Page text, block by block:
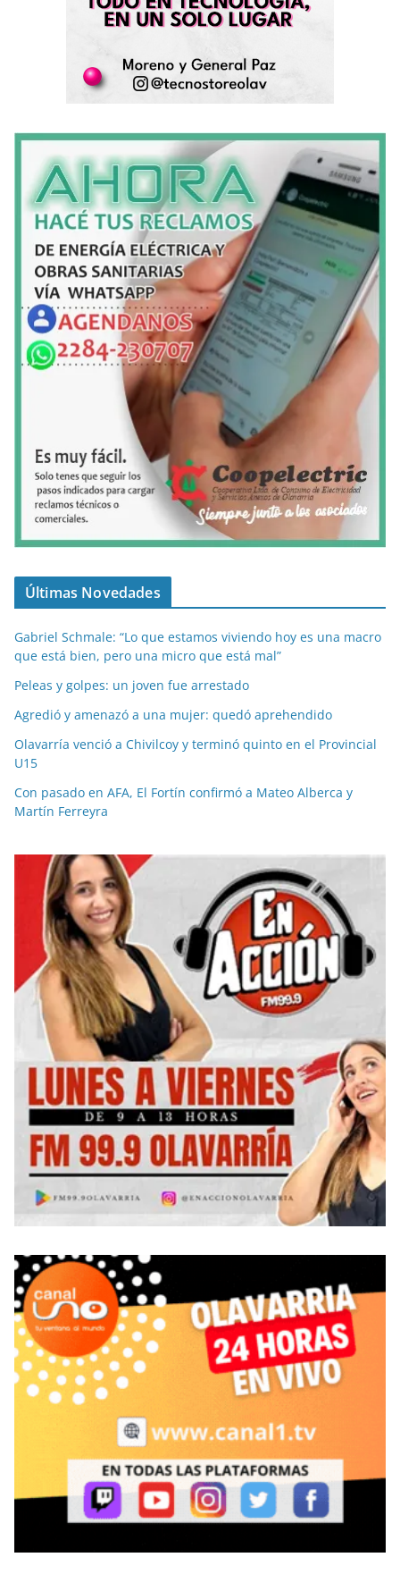
Últimas Novedades
Gabriel Schmale: “Lo que estamos viviendo hoy es una macro
que está bien, pero una micro que está mal”
Peleas y golpes: un joven fue arrestado
Agredió y amenazó a una mujer: quedó aprehendido
Olavarría venció a Chivilcoy y terminó quinto en el Provincial
U15
Con pasado en AFA, El Fortín confirmó a Mateo Alberca y
Martín Ferreyra